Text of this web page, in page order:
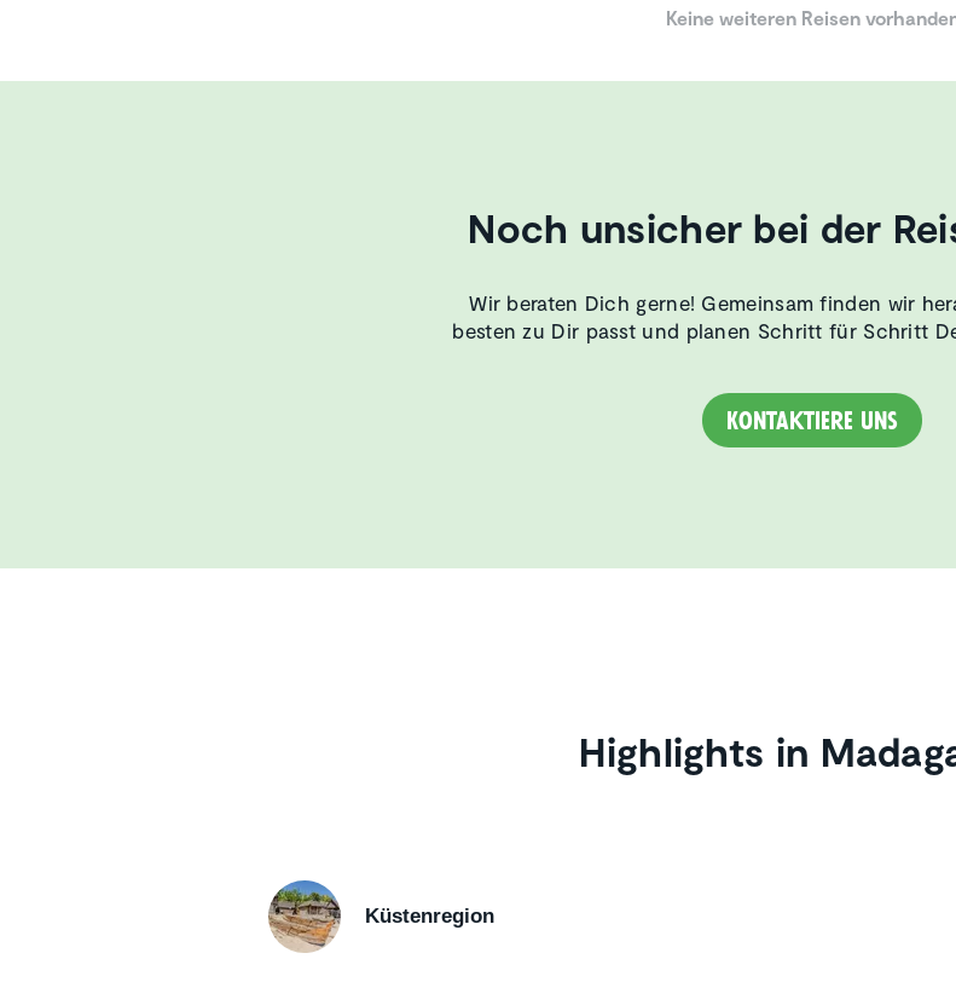
Keine weiteren Reisen
Noch unsicher bei der
Wir beraten Dich gerne! Gemeinsam finden wir
besten zu Dir passt und planen Schritt für Schritt
Kontaktiere uns
Highlights in
Küstenregion